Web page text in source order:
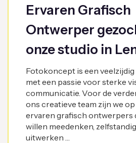
Ervaren Grafisch
Ontwerper
onze studio in
Fotokoncept is een
met een passie voor sterke
communicatie. Voor de
ons creatieve team zijn we
ervaren grafisch ontwerpers
willen meedenken,
uitwerken …